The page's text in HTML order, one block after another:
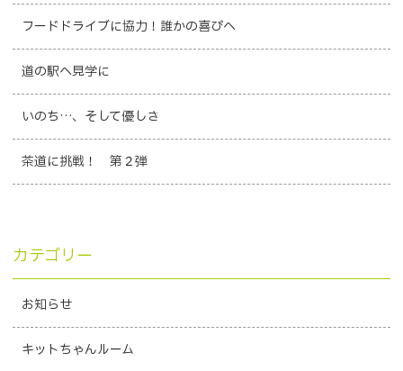
フードドライブに協力！誰かの喜びへ
道の駅へ見学に
いのち…、そして優しさ
茶道に挑戦！ 第２弾
カテゴリー
お知らせ
キットちゃんルーム